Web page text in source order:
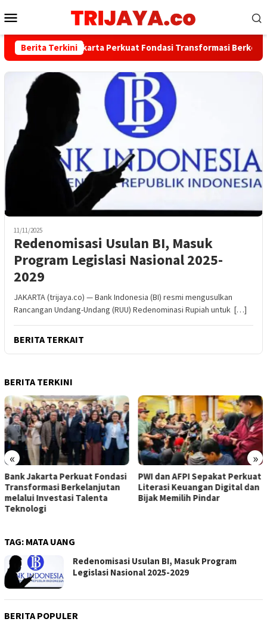
ke
Mobile
Berita Terkini
Bank Jakarta Perkuat Fondasi Transformasi
11/11/2025
Redenomisasi Usulan BI, Masuk
Program Legislasi Nasional 2025-
2029
JAKARTA (trijaya.co) — Bank Indonesia (BI) resmi mengusulkan
Rancangan Undang-Undang (RUU) Redenominasi Rupiah untuk […]
BERITA TERKAIT
BERITA TERKINI
« »
Bank Jakarta Perkuat Fondasi
Transformasi Berkelanjutan
melalui Investasi Talenta
Teknologi
PWI dan AFPI Sepakat Perkuat
Literasi Keuangan Digital dan
Bijak Memilih Pindar
TAG: MATA UANG
Redenomisasi Usulan BI, Masuk Program
Legislasi Nasional 2025-2029
BERITA POPULER